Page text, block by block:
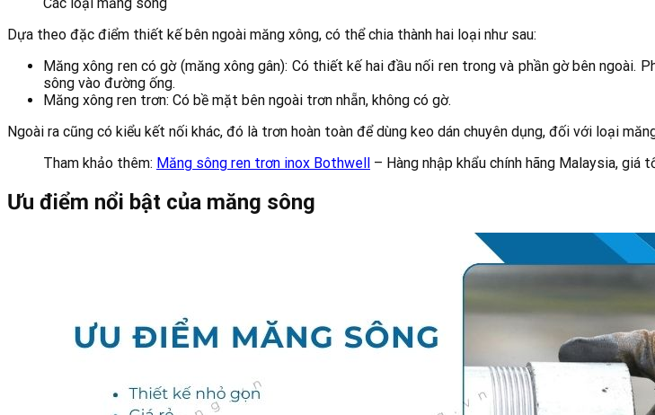
Các loại măng sông
Dựa theo đặc điểm thiết kế bên ngoài măng xông, có thể chia thành hai loại như sau:
Măng xông ren có gờ (măng xông gân): Có thiết kế hai đầu nối ren trong và phần gờ bên
sông vào đường ống.
Măng xông ren trơn: Có bề mặt bên ngoài trơn nhẵn, không có gờ.
Ngoài ra cũng có kiểu kết nối khác, đó là trơn hoàn toàn để dùng keo dán chuyên dụng, đối với loại
Tham khảo thêm: Măng sông ren trơn inox Bothwell – Hàng nhập khẩu chính hãng Malaysia, giá
Ưu điểm nổi bật của măng sông